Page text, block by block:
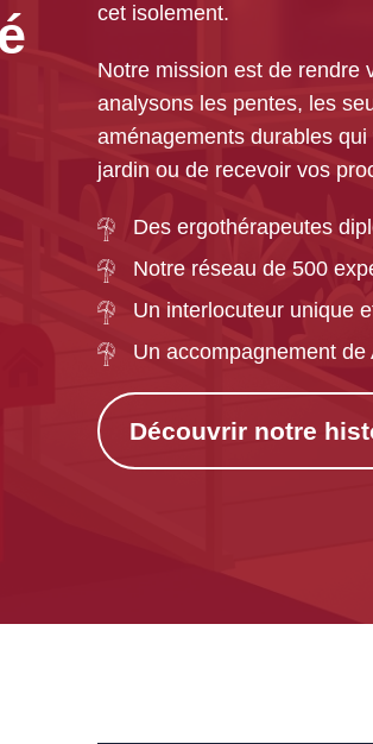
cet isolement.
Notre mission est de rendre
analysons les pentes, les
aménagements durables
jardin ou de recevoir vos
Des ergothérapeutes
Notre réseau de 500
Un interlocuteur unique
Un accompagnement
Découvrir notre